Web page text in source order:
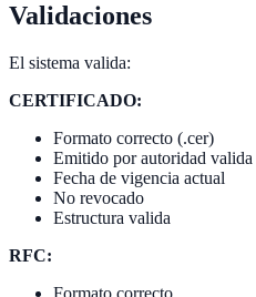
Validaciones
El sistema valida:
CERTIFICADO:
Formato correcto (.cer)
Emitido por autoridad
Fecha de vigencia actual
No revocado
Estructura valida
RFC: